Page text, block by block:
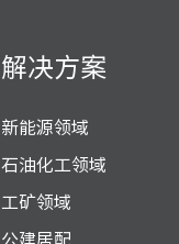
解决方案
新能源领域
石油化工领域
工矿领域
公建居配